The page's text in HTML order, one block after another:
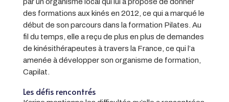
des formations aux kinés en 2012, ce qui a marqué le
début de son parcours dans la formation Pilates. Au
fil du temps, elle a reçu de plus en plus de demandes
de kinésithérapeutes à travers la France, ce qui l’a
amenée à développer son organisme de formation,
Capilat.
Les défis rencontrés